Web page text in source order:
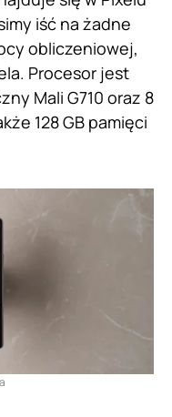
iść na żadne
obliczeniowej,
Procesor jest
Mali G710 oraz 8
128 GB pamięci